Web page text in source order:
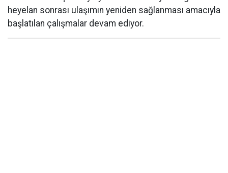
heyelan sonrası ulaşımın yeniden sağlanması amacıyla
başlatılan çalışmalar devam ediyor.